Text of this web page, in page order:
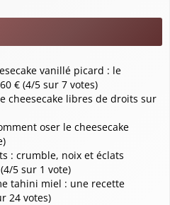
vanillé picard : le
€ (4/5 sur 7 votes)
cheesecake libres de droits sur
oser le cheesecake
: crumble, noix et éclats
5 sur 1 vote)
tahini miel : une recette
24 votes)